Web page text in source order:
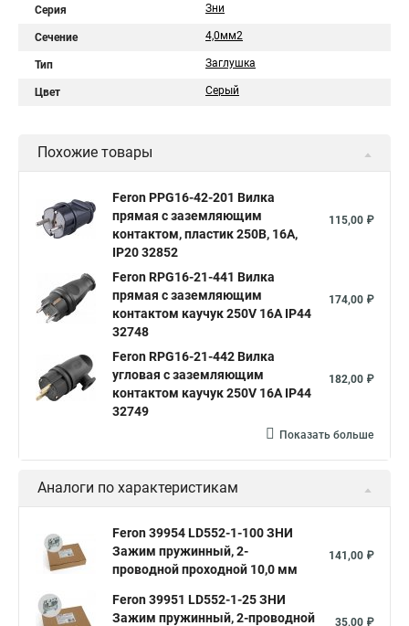
Серия Зни
Сечение 4,0мм2
Тип Заглушка
Цвет Серый
Похожие товары
Feron PPG16-42-201 Вилка
прямая с заземляющим
контактом, пластик 250В, 16A,
IP20 32852
115,00 ₽
Feron RPG16-21-441 Вилка
прямая с заземляющим
контактом каучук 250V 16A IP44
32748
174,00 ₽
Feron RPG16-21-442 Вилка
угловая с заземляющим
контактом каучук 250V 16A IP44
32749
182,00 ₽
Показать больше
Аналоги по характеристикам
Feron 39954 LD552-1-100 ЗНИ
Зажим пружинный, 2-
проводной проходной 10,0 мм
141,00 ₽
Feron 39951 LD552-1-25 ЗНИ
Зажим пружинный, 2-проводной
35,00 ₽